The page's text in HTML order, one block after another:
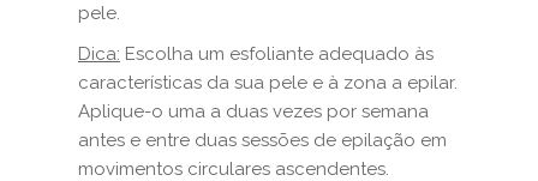
pele.
Dica: Escolha um esfoliante adequado às
características da sua pele e à zona a epilar.
Aplique-o uma a duas vezes por semana
antes e entre duas sessões de epilação em
movimentos circulares ascendentes.